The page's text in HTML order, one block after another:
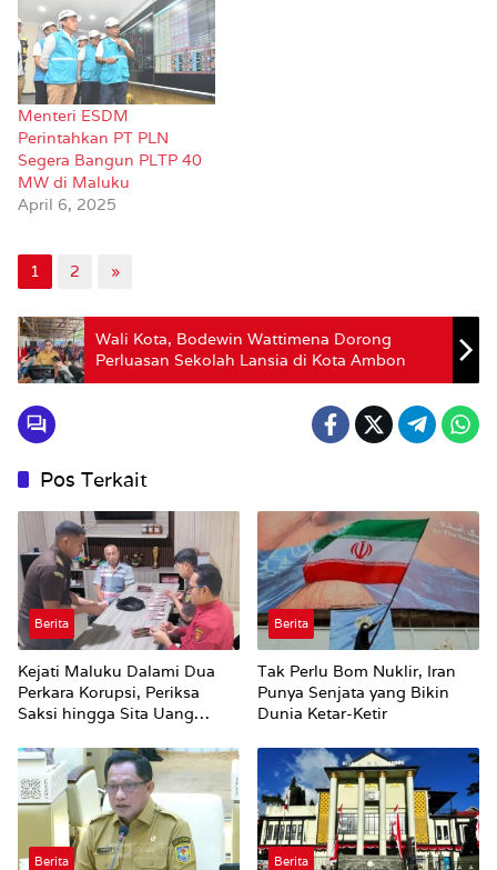
Menteri ESDM
Perintahkan PT PLN
Segera Bangun PLTP 40
MW di Maluku
April 6, 2025
1 2 »
Wali Kota, Bodewin Wattimena Dorong
Perluasan Sekolah Lansia di Kota Ambon
Pos Terkait
Berita
Kejati Maluku Dalami Dua
Perkara Korupsi, Periksa
Saksi hingga Sita Uang
Berita
Tak Perlu Bom Nuklir, Iran
Punya Senjata yang Bikin
Dunia Ketar-Ketir
Berita Berita